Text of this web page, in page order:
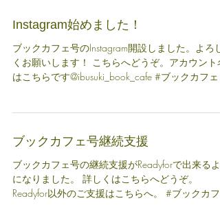
Instagram始めました！
ブックカフェ号のInstagram開設しました。よろし
くお願いします！ こちらへどうぞ。アカウント名
はこちらです@ibusuki_book_cafe #ブックカフェ
ブックカフェ号継続支援
ブックカフェ号の継続支援がReadyforで出来るよ
になりました。 詳しくはこちらへどうぞ。
Readyfor以外のご支援はこちらへ。 #ブックカフ